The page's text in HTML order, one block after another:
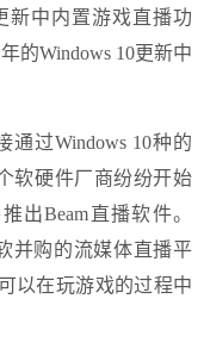
新中内置游戏直播功
的Windows 10更新中
过Windows 10种的
软硬件厂商纷纷开始
出Beam直播软件。
并购的流媒体直播平
以在玩游戏的过程中